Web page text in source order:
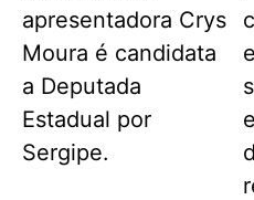
apresentadora Crys
Moura é candidata
a Deputada
Estadual por
Sergipe.